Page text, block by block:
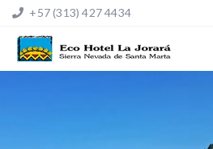
+57 (313) 427 4434